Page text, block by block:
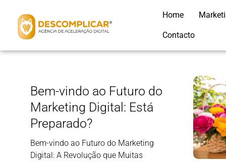
Home
Contacto
Bem-vindo ao Futuro do
Marketing Digital: Está
Preparado?
Bem-vindo ao Futuro do Marketing
Digital: A Revolução que Muitas